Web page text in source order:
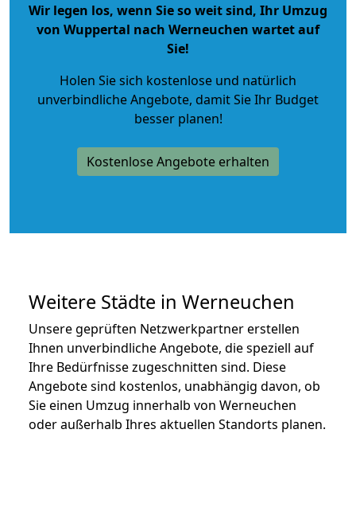
Wir legen los, wenn Sie so weit sind, Ihr Umzug
von Wuppertal nach Werneuchen wartet auf
Sie!
Holen Sie sich kostenlose und natürlich
unverbindliche Angebote, damit Sie Ihr Budget
besser planen!
Kostenlose Angebote erhalten
Weitere Städte in Werneuchen
Unsere geprüften Netzwerkpartner erstellen
Ihnen unverbindliche Angebote, die speziell auf
Ihre Bedürfnisse zugeschnitten sind. Diese
Angebote sind kostenlos, unabhängig davon, ob
Sie einen Umzug innerhalb von Werneuchen
oder außerhalb Ihres aktuellen Standorts planen.